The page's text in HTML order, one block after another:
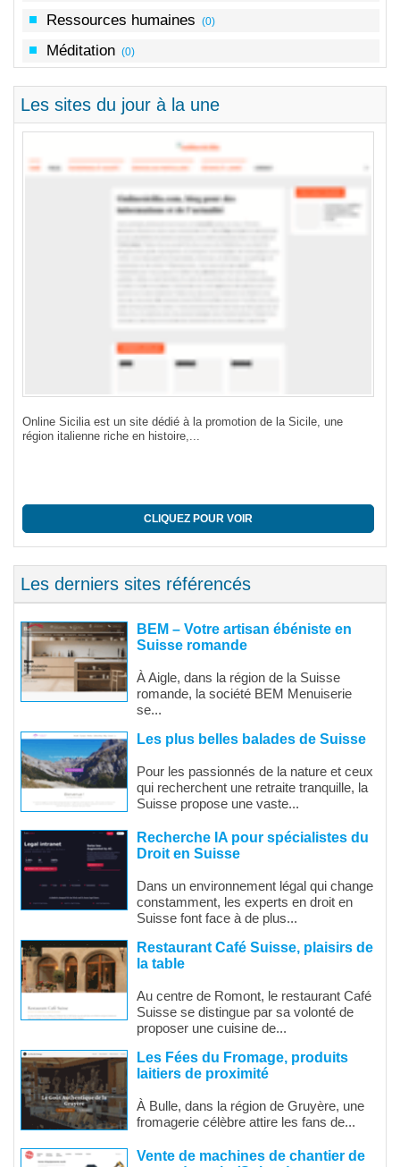
Ressources humaines (0)
Méditation (0)
Les sites du jour à la une
Online Sicilia est un site dédié à la promotion de la Sicile, une
région italienne riche en histoire,...
CLIQUEZ POUR VOIR
Les derniers sites référencés
BEM – Votre artisan ébéniste en
Suisse romande
À Aigle, dans la région de la Suisse
romande, la société BEM Menuiserie
se...
Les plus belles balades de Suisse
Pour les passionnés de la nature et ceux
qui recherchent une retraite tranquille, la
Suisse propose une vaste...
Recherche IA pour spécialistes du
Droit en Suisse
Dans un environnement légal qui change
constamment, les experts en droit en
Suisse font face à de plus...
Restaurant Café Suisse, plaisirs de
la table
Au centre de Romont, le restaurant Café
Suisse se distingue par sa volonté de
proposer une cuisine de...
Les Fées du Fromage, produits
laitiers de proximité
À Bulle, dans la région de Gruyère, une
fromagerie célèbre attire les fans de...
Vente de machines de chantier de